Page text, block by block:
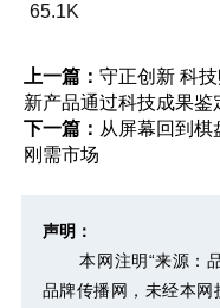
65.1K
上一篇： 守正创新 科
新产品通过科技成果鉴
下一篇： 从屏幕回到
刚需市场
声明：
本网注明“来源：
品牌传播网，未经本